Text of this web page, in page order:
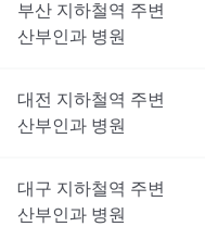
부산 지하철역 주변
산부인과 병원
대전 지하철역 주변
산부인과 병원
대구 지하철역 주변
산부인과 병원